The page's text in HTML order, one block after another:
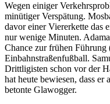
Wegen einiger
minütiger Verspätung.
davor einer Viererkette das
nur wenige Minuten.
Chance zur frühen
Einbahnstraßenfußball.
Drittligisten schon vor der
hat heute bewiesen, dass er
betonte Glawogger.